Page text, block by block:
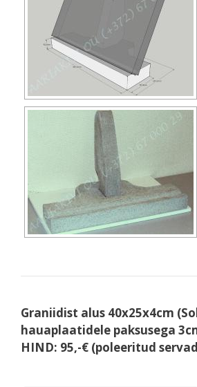
Graniidist alus 40x25x4cm
hauaplaatidele paksusega
HIND: 95,-€ (poleeritud